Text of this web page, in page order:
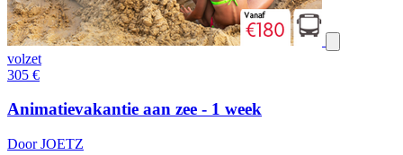
volzet
305 €
Animatievakantie aan zee - 1 week
Door JOETZ